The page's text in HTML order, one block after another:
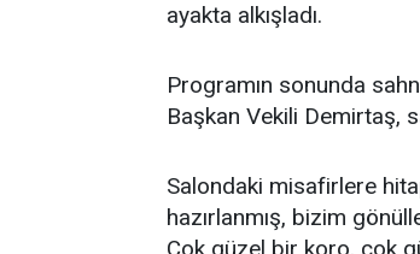
ayakta alkışladı.
Programın sonunda
Başkan Vekili Demirtaş,
Salondaki misafirlere
hazırlanmış, bizim